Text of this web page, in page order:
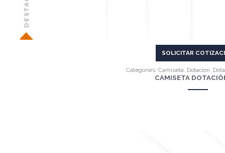
SOLICITAR
Categories: Camiseta Dotacion
CAMISETA